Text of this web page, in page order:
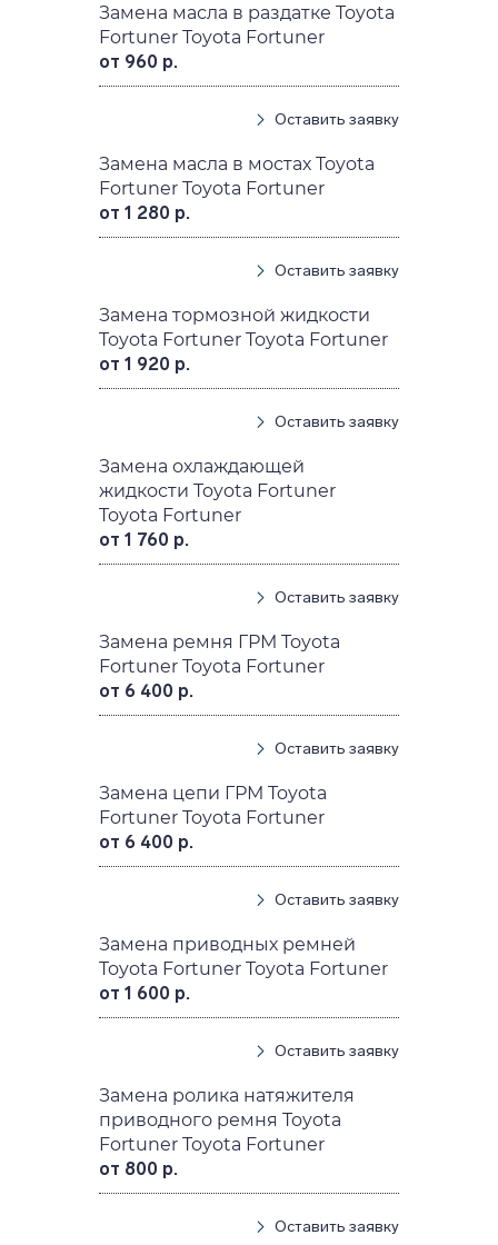
Замена масла в раздатке Toyota
Fortuner Toyota Fortuner
от 960 р.
Оставить заявку
Замена масла в мостах Toyota
Fortuner Toyota Fortuner
от 1 280 р.
Оставить заявку
Замена тормозной жидкости
Toyota Fortuner Toyota Fortuner
от 1 920 р.
Оставить заявку
Замена охлаждающей
жидкости Toyota Fortuner
Toyota Fortuner
от 1 760 р.
Оставить заявку
Замена ремня ГРМ Toyota
Fortuner Toyota Fortuner
от 6 400 р.
Оставить заявку
Замена цепи ГРМ Toyota
Fortuner Toyota Fortuner
от 6 400 р.
Оставить заявку
Замена приводных ремней
Toyota Fortuner Toyota Fortuner
от 1 600 р.
Оставить заявку
Замена ролика натяжителя
приводного ремня Toyota
Fortuner Toyota Fortuner
от 800 р.
Оставить заявку